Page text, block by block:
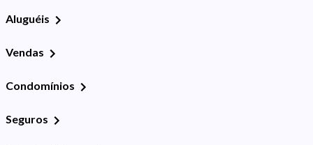
Aluguéis
Vendas
Condomínios
Seguros